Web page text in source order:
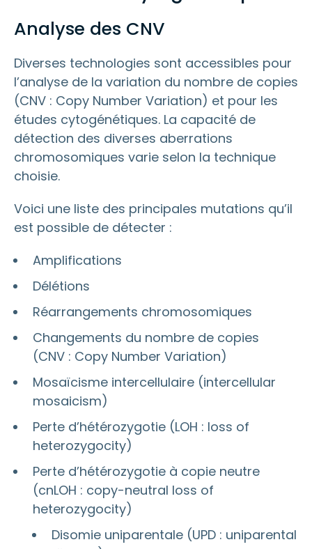
Analyse des CNV
Diverses technologies sont accessibles pour
l’analyse de la variation du nombre de copies
(CNV : Copy Number Variation) et pour les
études cytogénétiques. La capacité de
détection des diverses aberrations
chromosomiques varie selon la technique
choisie.
Voici une liste des principales mutations qu’il
est possible de détecter :
Amplifications
Délétions
Réarrangements chromosomiques
Changements du nombre de copies
(CNV : Copy Number Variation)
Mosaïcisme intercellulaire (intercellular
mosaicism)
Perte d’hétérozygotie (LOH : loss of
heterozygocity)
Perte d’hétérozygotie à copie neutre
(cnLOH : copy-neutral loss of
heterozygocity)
Disomie uniparentale (UPD : uniparental